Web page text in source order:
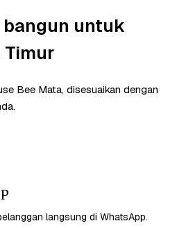
bangun untuk
Timur
Bee Mata, disesuaikan dengan
langsung di WhatsApp.